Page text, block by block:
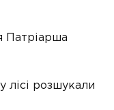
Патріарша
лісі розшукали